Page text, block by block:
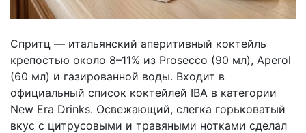
Спритц — итальянский аперитивный коктейль
крепостью около 8–11% из Prosecco (90 мл), Aperol
(60 мл) и газированной воды. Входит в
официальный список коктейлей IBA в категории
New Era Drinks. Освежающий, слегка горьковатый
вкус с цитрусовыми и травяными нотками сделал